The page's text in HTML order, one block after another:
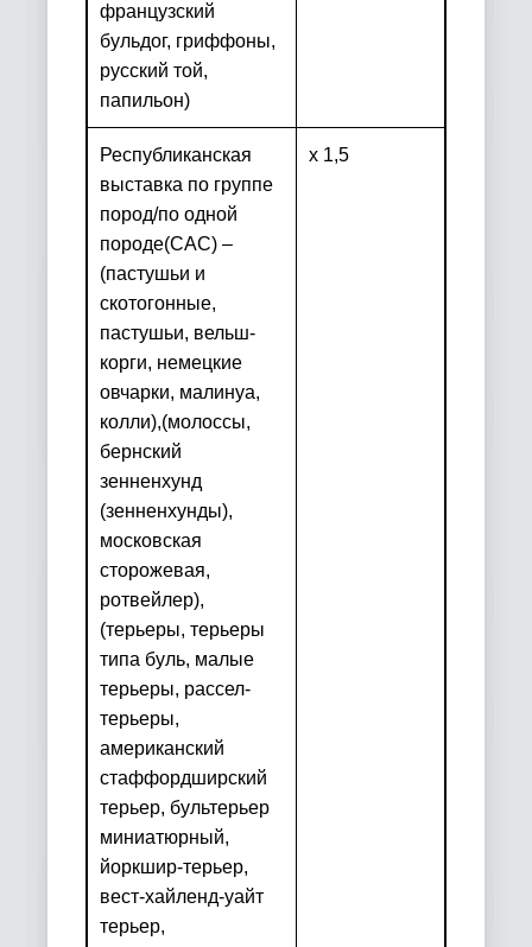
французский
бульдог, гриффоны,
русский той,
папильон)
Республиканская
выставка по группе
пород/по одной
породе(CAC) –
(пастушьи и
скотогонные,
пастушьи, вельш-
корги, немецкие
овчарки, малинуа,
колли),(молоссы,
бернский
зенненхунд
(зенненхунды),
московская
сторожевая,
ротвейлер),
(терьеры, терьеры
типа буль, малые
терьеры, рассел-
терьеры,
американский
стаффордширский
терьер, бультерьер
миниатюрный,
йоркшир-терьер,
вест-хайленд-уайт
терьер,
х 1,5